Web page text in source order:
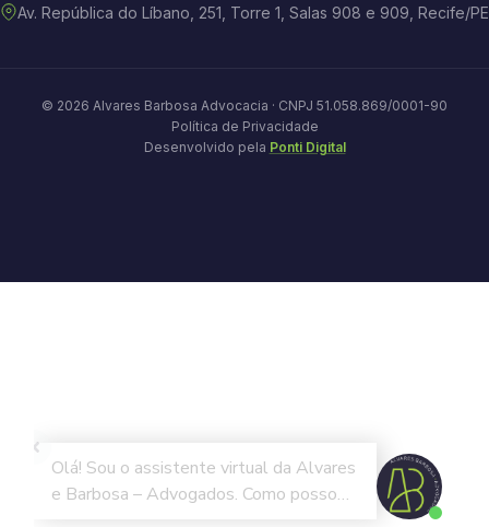
Av. República do Líbano, 251, Torre 1, Salas 908 e 909, Recife/PE
© 2026 Alvares Barbosa Advocacia · CNPJ 51.058.869/0001-90
Política de Privacidade
Desenvolvido pela Ponti Digital